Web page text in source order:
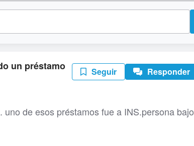
un préstamo
Seguir Responder
de esos préstamos fue a INS.persona bajo